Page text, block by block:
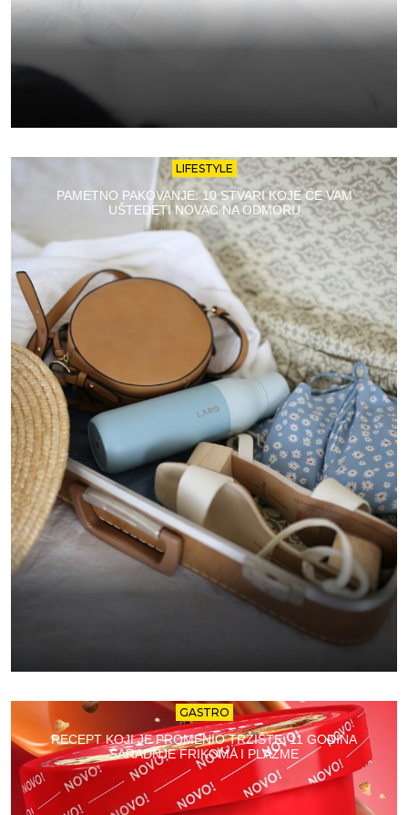
LIFESTYLE
PAMETNO PAKOVANJE: 10 STVARI KOJE ĆE VAM
UŠTEDETI NOVAC NA ODMORU
GASTRO
RECEPT KOJI JE PROMENIO TRŽIŠTE: 11 GODINA
SARADNJE FRIKOMA I PLAZME